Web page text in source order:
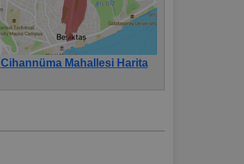
Cihannüma Mahallesi Harita